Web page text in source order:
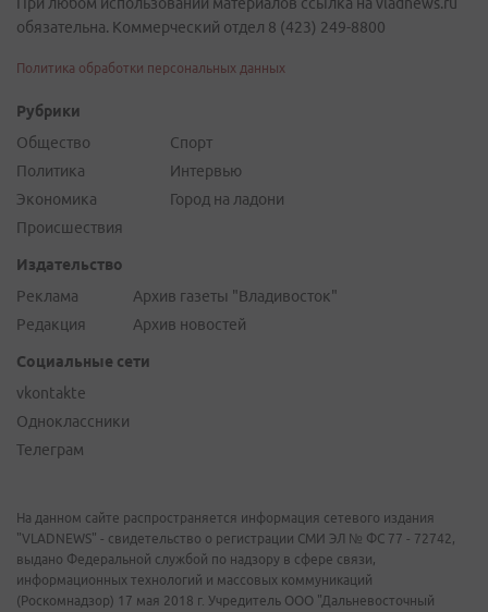
При любом использовании материалов ссылка на vladnews.ru
обязательна. Коммерческий отдел 8 (423) 249-8800
Политика обработки персональных данных
Рубрики
Общество
Политика
Экономика
Происшествия
Спорт
Интервью
Город на ладони
Издательство
Реклама
Редакция
Архив газеты "Владивосток"
Архив новостей
Социальные сети
vkontakte
Одноклассники
Телеграм
На данном сайте распространяется информация сетевого издания
"VLADNEWS" - свидетельство о регистрации СМИ ЭЛ № ФС 77 - 72742,
выдано Федеральной службой по надзору в сфере связи,
информационных технологий и массовых коммуникаций
(Роскомнадзор) 17 мая 2018 г. Учредитель ООО "Дальневосточный